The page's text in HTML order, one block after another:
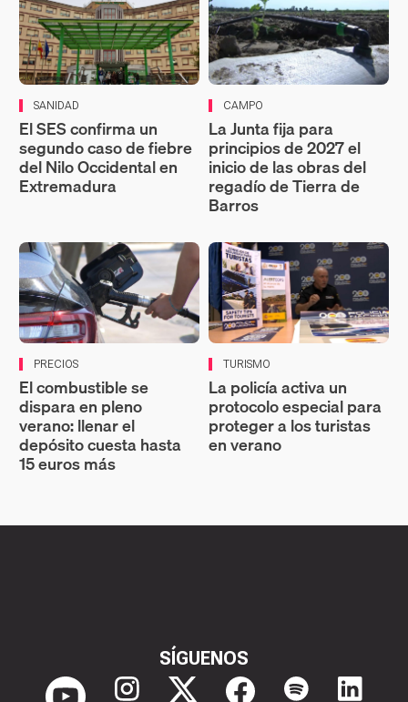
SANIDAD
El SES confirma un
segundo caso de fiebre
del Nilo Occidental en
Extremadura
CAMPO
La Junta fija para
principios de 2027 el
inicio de las obras del
regadío de Tierra de
Barros
PRECIOS
El combustible se
dispara en pleno
verano: llenar el
depósito cuesta hasta
15 euros más
TURISMO
La policía activa un
protocolo especial para
proteger a los turistas
en verano
SÍGUENOS